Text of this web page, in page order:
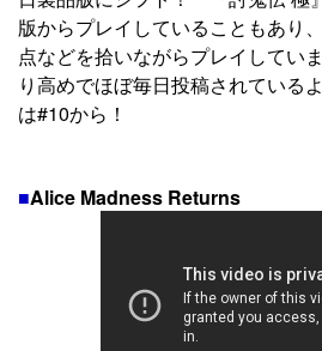
版からプレイしていることもあり
点などを拾いながらプレイして
り高めでほぼ毎日投稿されている
は#10から！
■Alice Madness Returns